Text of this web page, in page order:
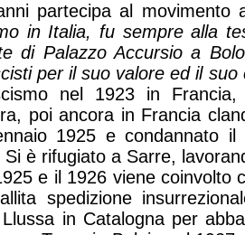
partecipa al movimento
in Italia, fu sempre alla
di Palazzo Accursio a
per il suo valore ed il suo
nel 1923 in
poi ancora in Francia
1925 e condannato
Si è rifugiato a Sarre,
e il 1926 viene coinvolto
spedizione
in Catalogna per